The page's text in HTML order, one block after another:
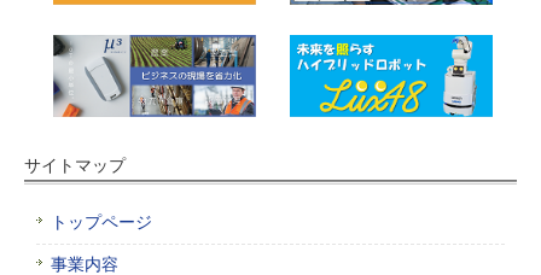
サイトマップ
トップページ
事業内容